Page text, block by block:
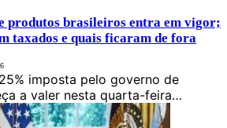
produtos brasileiros entra em vigor;
taxados e quais ficaram de fora
imposta pelo governo de
a valer nesta quarta-feira…